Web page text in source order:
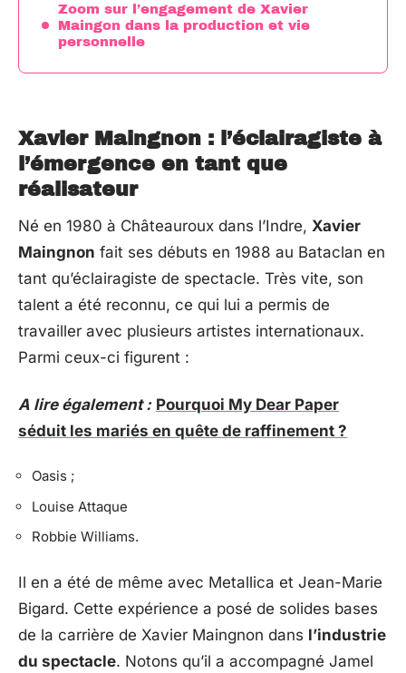
Zoom sur l’engagement de Xavier
Maingon dans la production et vie
personnelle
Xavier Maingnon : l’éclairagiste à
l’émergence en tant que
réalisateur
Né en 1980 à Châteauroux dans l’Indre, Xavier
Maingnon fait ses débuts en 1988 au Bataclan en
tant qu’éclairagiste de spectacle. Très vite, son
talent a été reconnu, ce qui lui a permis de
travailler avec plusieurs artistes internationaux.
Parmi ceux-ci figurent :
A lire également : Pourquoi My Dear Paper
séduit les mariés en quête de raffinement ?
Oasis ;
Louise Attaque
Robbie Williams.
Il en a été de même avec Metallica et Jean-Marie
Bigard. Cette expérience a posé de solides bases
de la carrière de Xavier Maingnon dans l’industrie
du spectacle. Notons qu’il a accompagné Jamel